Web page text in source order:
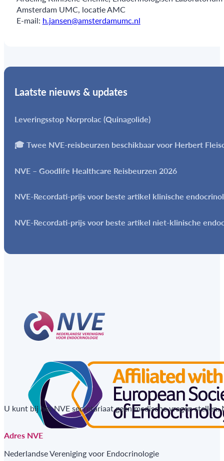
Amsterdam UMC, locatie AMC
E-mail: h.jansen@amsterdamumc.nl
Laatste nieuws & updates
Leveringsstop Norprolac (Quinagolide)
🎓 Twee NVE-reisbeurzen beschikbaar voor Herbert
NVE – Goodlife Healthcare Reisbeurzen 2026
NVE-Recordati-prijs voor beste artikel klinische
NVE-Recordati-prijs voor beste artikel niet-klinische
U kunt bij het NVE secretariaat geen medische vragen
Adres NVE
Nederlandse Vereniging voor Endocrinologie